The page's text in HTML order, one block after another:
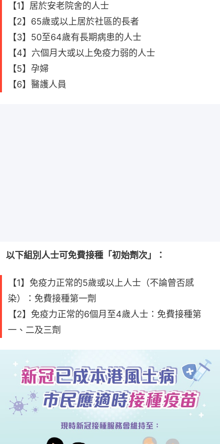
【1】居於安老院舍的人士
【2】65歲或以上居於社區的長者
【3】50至64歲有長期病患的人士
【4】六個月大或以上免疫力弱的人士
【5】孕婦
【6】醫護人員
以下組別人士可免費接種「初始劑次」：
【1】免疫力正常的5歲或以上人士（不論曾否感
染）：免費接種第一劑
【2】免疫力正常的6個月至4歲人士：免費接種第
一、二及三劑